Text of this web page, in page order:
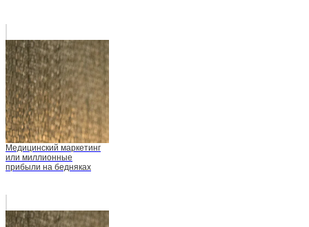
Медицинский маркетинг
или миллионные
прибыли на бедняках